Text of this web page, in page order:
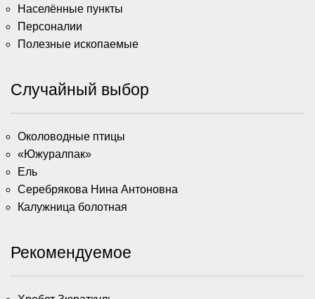
Населённые пункты
Персоналии
Полезные ископаемые
Случайный выбор
Околоводные птицы
«Южуралпак»
Ель
Серебрякова Нина Антоновна
Калужница болотная
Рекомендуемое